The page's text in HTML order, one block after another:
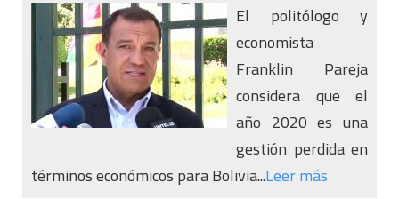
El politólogo y
economista
Franklin Pareja
considera que el
año 2020 es una
gestión perdida en
términos económicos para Bolivia...Leer más